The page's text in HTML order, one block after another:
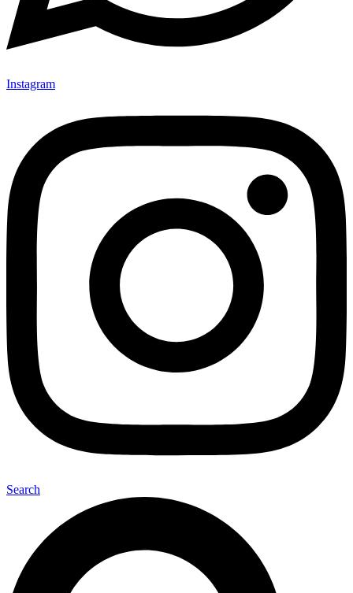
Instagram
Search